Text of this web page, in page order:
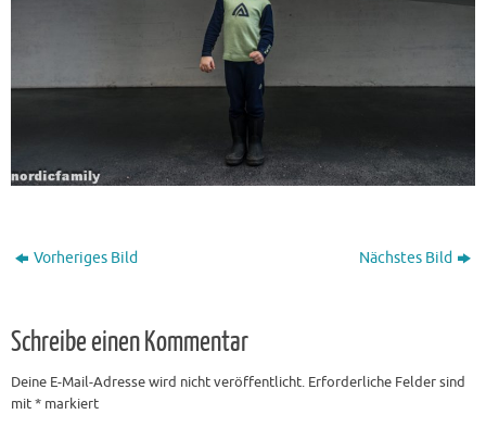
Vorheriges Bild Nächstes Bild
Schreibe einen Kommentar
Deine E-Mail-Adresse wird nicht veröffentlicht. Erforderliche Felder sind
mit* markiert